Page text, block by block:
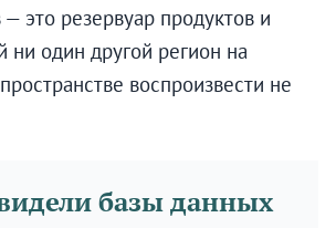
это резервуар продуктов и
ни один другой регион на
воспроизвести не
базы данных